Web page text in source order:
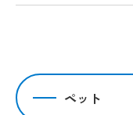
ペット